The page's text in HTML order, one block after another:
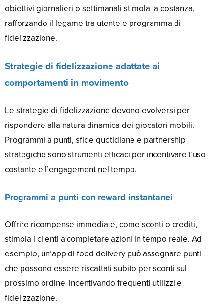
obiettivi giornalieri o settimanali stimola la costanza,
rafforzando il legame tra utente e programma di
fidelizzazione.
Strategie di fidelizzazione adattate ai
comportamenti in movimento
Le strategie di fidelizzazione devono evolversi per
rispondere alla natura dinamica dei giocatori mobili.
Programmi a punti, sfide quotidiane e partnership
strategiche sono strumenti efficaci per incentivare l’uso
costante e l’engagement nel tempo.
Programmi a punti con reward instantanei
Offrire ricompense immediate, come sconti o crediti,
stimola i clienti a completare azioni in tempo reale. Ad
esempio, un’app di food delivery può assegnare punti
che possono essere riscattati subito per sconti sul
prossimo ordine, incentivando frequenti utilizzi e
fidelizzazione.